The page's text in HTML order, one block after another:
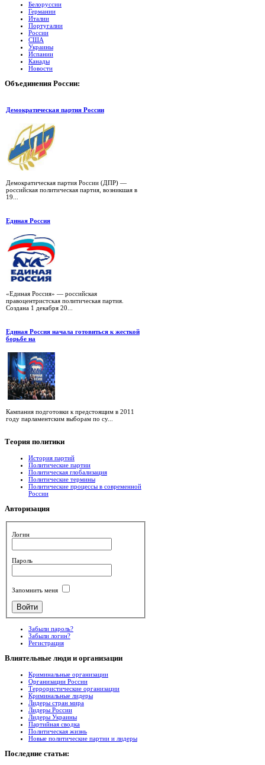
Белоруссии
Германии
Италии
Португалии
России
США
Украины
Испании
Канады
Новости
Объединения России:
Демократическая партия России
Демократическая партия России (ДПР) —
российская политическая партия, возникшая в
19...
Единая Россия
«Единая Россия» — российская
правоцентристская политическая партия.
Создана 1 декабря 20...
Единая Россия начала готовиться к жесткой
борьбе на
Кампания подготовки к предстоящим в 2011
году парламентским выборам по су...
Теория политики
История партий
Политические партии
Политическая глобализация
Политические термины
Политические процессы в современной
России
Авторизация
Логин
Пароль
Запомнить меня
Забыли пароль?
Забыли логин?
Регистрация
Влиятельные люди и организации
Криминальные организации
Организации России
Террористические организации
Криминальные лидеры
Лидеры стран мира
Лидеры России
Лидеры Украины
Партийная сводка
Политическая жизнь
Новые политические партии и лидеры
Последние статьи: